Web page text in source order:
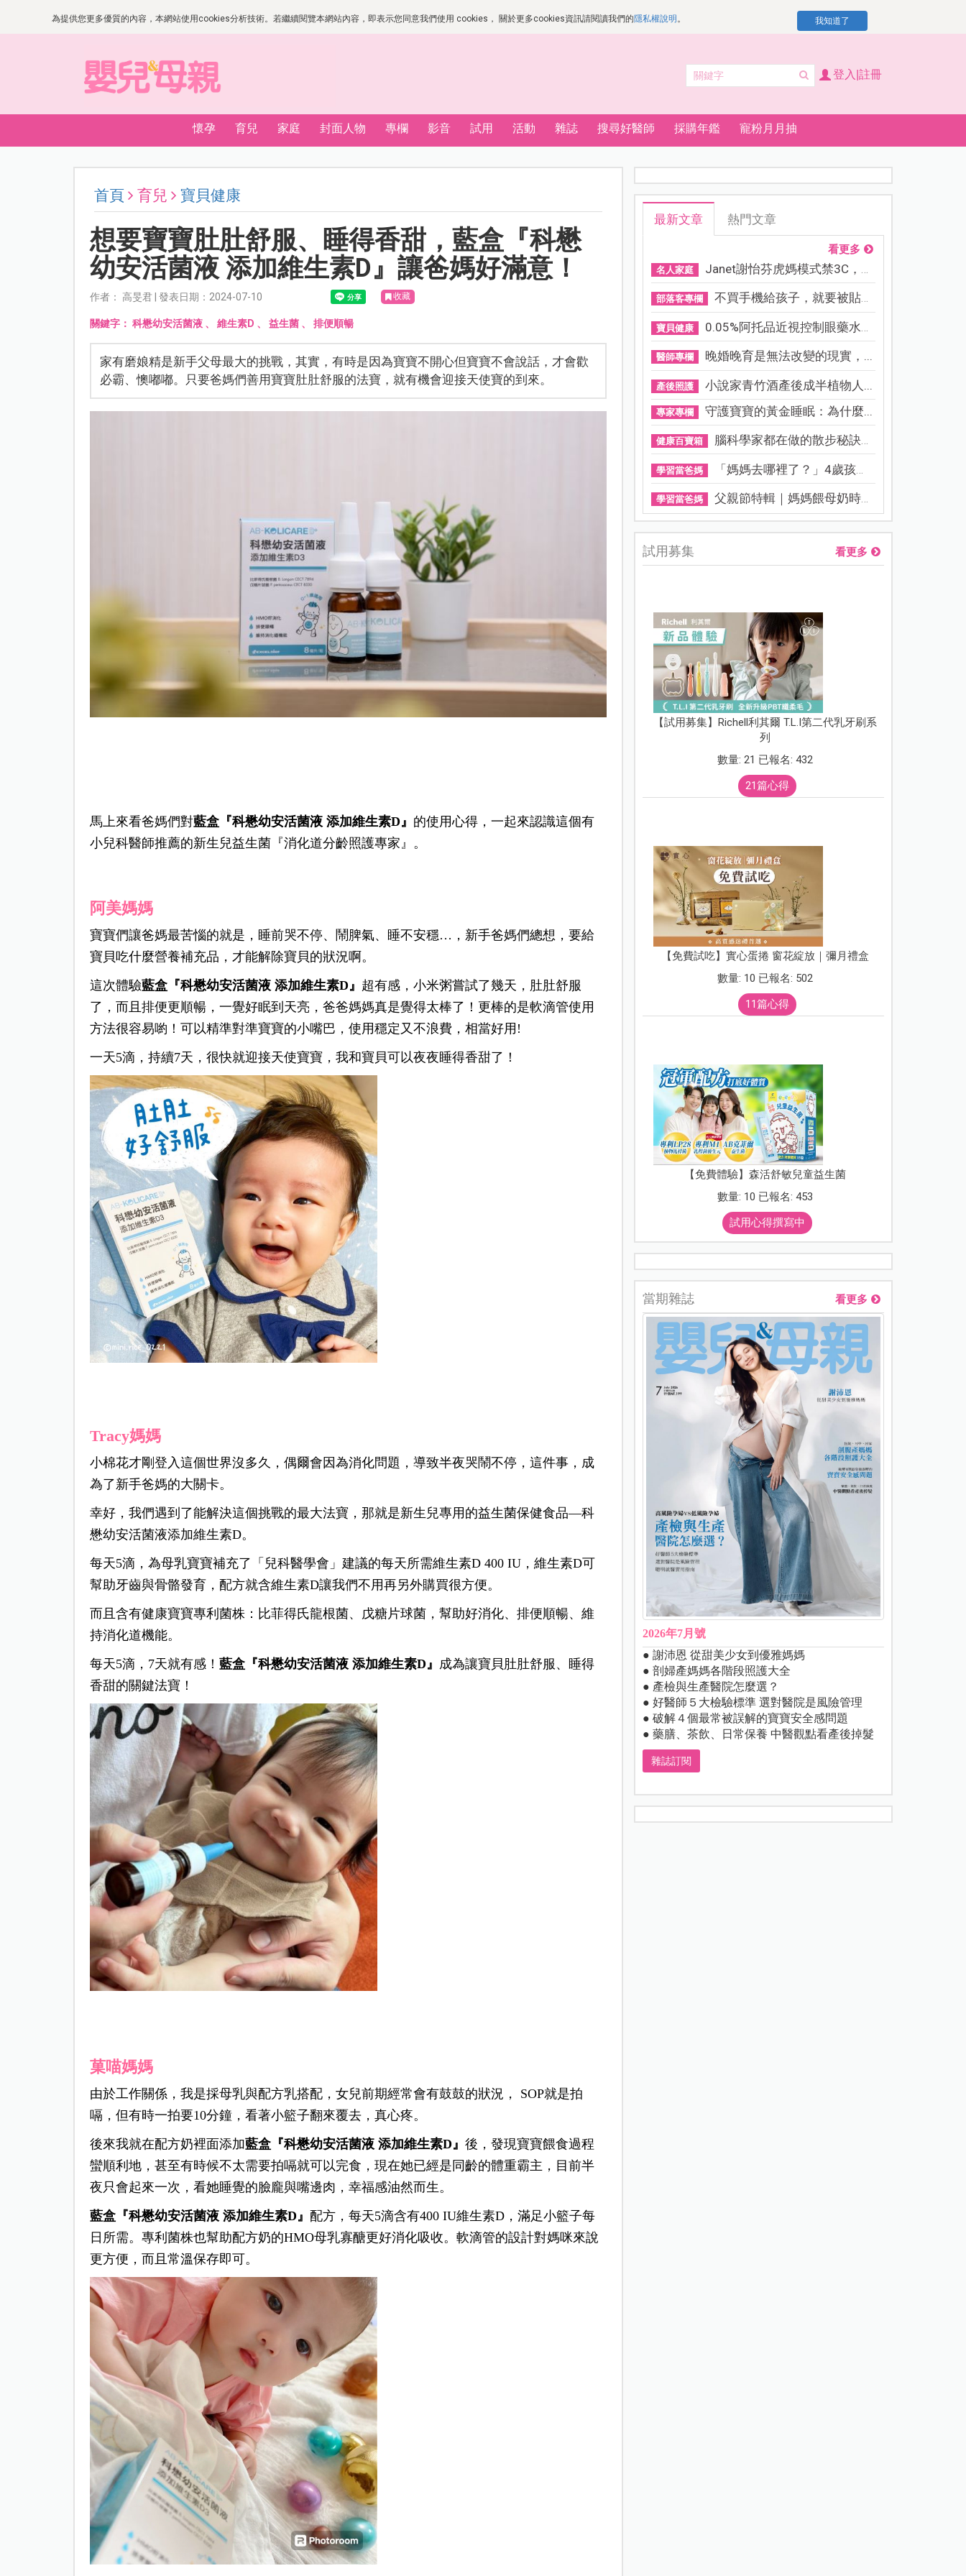
為提供您更多優質的內容，本網站使用cookies分析技術。若繼續閱覽本網站內容，即表示您同意我們使用 cookies， 關於更多cookies資訊請閱讀我們的隱私權說明 。 我知道了
登入|註冊
懷孕 育兒 家庭 封面人物 專欄 影音 試用 活動 雜誌 搜尋好醫師 採購年鑑 寵粉月月抽
首頁 育兒 寶貝健康
想要寶寶肚肚舒服、睡得香甜，藍盒『科懋
幼安活菌液 添加維生素D』讓爸媽好滿意！
作者： 高旻君 | 發表日期：2024-07-10 收藏
關鍵字： 科懋幼安活菌液、 維生素D 、 益生菌、 排便順暢
家有磨娘精是新手父母最大的挑戰，其實，有時是因為寶寶不開心但寶寶不會說話，才會歡
必霸、懊嘟嘟。只要爸媽們善用寶寶肚肚舒服的法寶，就有機會迎接天使寶的到來。
馬上來看爸媽們對藍盒『科懋幼安活菌液 添加維生素D』 的使用心得，一起來認識這個有
小兒科醫師推薦的新生兒益生菌『消化道分齡照護專家』。
阿美媽媽
寶寶們讓爸媽最苦惱的就是，睡前哭不停、鬧脾氣、睡不安穩…，新手爸媽們總想，要給
寶貝吃什麼營養補充品，才能解除寶貝的狀況啊。
這次體驗藍盒『科懋幼安活菌液 添加維生素D』 超有感，小米粥嘗試了幾天，肚肚舒服
了，而且排便更順暢，一覺好眠到天亮，爸爸媽媽真是覺得太棒了！更棒的是軟滴管使用
方法很容易喲！可以精準對準寶寶的小嘴巴，使用穩定又不浪費，相當好用!
一天5滴，持續7天，很快就迎接天使寶寶，我和寶貝可以夜夜睡得香甜了！
Tracy媽媽
小棉花才剛登入這個世界沒多久，偶爾會因為消化問題，導致半夜哭鬧不停，這件事，成
為了新手爸媽的大關卡。
幸好，我們遇到了能解決這個挑戰的最大法寶，那就是新生兒專用的益生菌保健食品—科
懋幼安活菌液添加維生素D。
每天5滴，為母乳寶寶補充了「兒科醫學會」建議的每天所需維生素D 400 IU，維生素D可
幫助牙齒與骨骼發育，配方就含維生素D讓我們不用再另外購買很方便。
而且含有健康寶寶專利菌株：比菲得氏龍根菌、戊糖片球菌，幫助好消化、排便順暢、維
持消化道機能。
每天5滴，7天就有感！ 藍盒『科懋幼安活菌液 添加維生素D』 成為讓寶貝肚肚舒服、睡得
香甜的關鍵法寶！
菓喵媽媽
由於工作關係，我是採母乳與配方乳搭配，女兒前期經常會有鼓鼓的狀況， SOP就是拍
嗝，但有時一拍要10分鐘，看著小籃子翻來覆去，真心疼。
後來我就在配方奶裡面添加藍盒『科懋幼安活菌液 添加維生素D』 後，發現寶寶餵食過程
蠻順利地，甚至有時候不太需要拍嗝就可以完食，現在她已經是同齡的體重霸主，目前半
夜只會起來一次，看她睡覺的臉龐與嘴邊肉，幸福感油然而生。
藍盒『科懋幼安活菌液 添加維生素D』 配方，每天5滴含有400 IU維生素D，滿足小籃子每
日所需。專利菌株也幫助配方奶的HMO母乳寡醣更好消化吸收。軟滴管的設計對媽咪來說
更方便，而且常溫保存即可。
最新文章 熱門文章
看更多
名人家庭 Janet謝怡芬虎媽模式禁3C，看...
部落客專欄 不買手機給孩子，就要被貼「...
寶貝健康 0.05%阿托品近視控制眼藥水納...
醫師專欄 晚婚晚育是無法改變的現實，...
產後照護 小說家青竹酒產後成半植物人...
專家專欄 守護寶寶的黃金睡眠：為什麼...
健康百寶箱 腦科學家都在做的散步秘訣！...
學習當爸媽 「媽媽去哪裡了？」4歲孩子還...
學習當爸媽 父親節特輯｜媽媽餵母奶時，...
試用募集 看更多
【試用募集】Richell利其爾 T.L.I第二代乳牙刷系
列
數量: 21 已報名: 432
21篇心得
【免費試吃】實心蛋捲 窗花綻放｜彌月禮盒
數量: 10 已報名: 502
11篇心得
【免費體驗】森活舒敏兒童益生菌
數量: 10 已報名: 453
試用心得撰寫中
當期雜誌 看更多
2026年7月號
● 謝沛恩 從甜美少女到優雅媽媽
● 剖婦產媽媽各階段照護大全
● 產檢與生產醫院怎麼選？
● 好醫師５大檢驗標準 選對醫院是風險管理
● 破解４個最常被誤解的寶寶安全感問題
● 藥膳、茶飲、日常保養 中醫觀點看產後掉髮
雜誌訂閱